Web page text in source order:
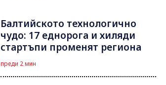
Балтийското технологично
чудо: 17 еднорога и хиляди
стартъпи променят региона
преди 2 мин